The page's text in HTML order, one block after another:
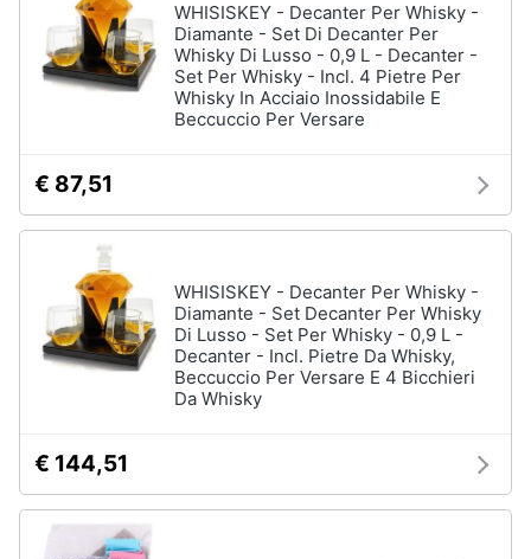
WHISISKEY - Decanter Per Whisky -
Diamante - Set Di Decanter Per
Whisky Di Lusso - 0,9 L - Decanter -
Set Per Whisky - Incl. 4 Pietre Per
Whisky In Acciaio Inossidabile E
Beccuccio Per Versare
€ 87,51
WHISISKEY - Decanter Per Whisky -
Diamante - Set Decanter Per Whisky
Di Lusso - Set Per Whisky - 0,9 L -
Decanter - Incl. Pietre Da Whisky,
Beccuccio Per Versare E 4 Bicchieri
Da Whisky
€ 144,51